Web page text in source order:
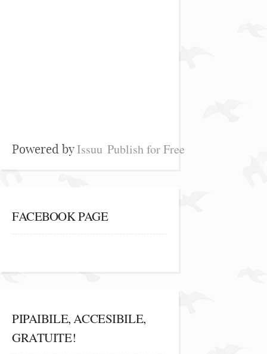
Powered byIssuu Publish for Free
FACEBOOK PAGE
PIPAIBILE, ACCESIBILE,
GRATUITE!